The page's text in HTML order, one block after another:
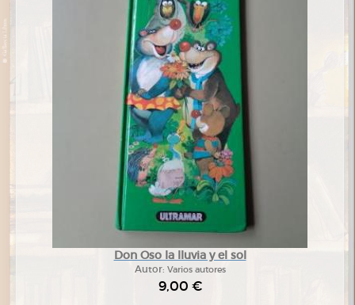
Don Oso la lluvia y el sol
Autor: Varios autores
9,00 €